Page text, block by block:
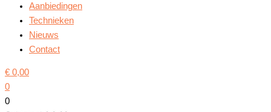
Aanbiedingen
Technieken
Nieuws
Contact
€ 0,00
0
0